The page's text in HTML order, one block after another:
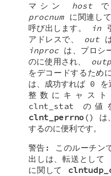
マシン host
procnumに関連して
呼び出します。
in
アドレスで、 outは
inprocは、プロシ
のに使用され、
をデコードするため
は、成功すれば 0 を
整数にキャス
clnt_stat の値
clnt_perrno () は
するのに便利です。
警告: このルーチン
出しは、転送とし
に関して